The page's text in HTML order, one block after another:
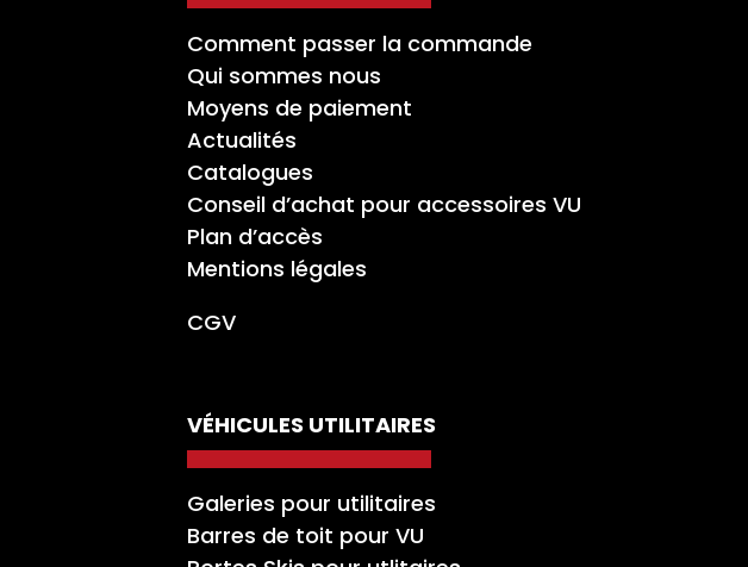
Comment passer la commande
Qui sommes nous
Moyens de paiement
Actualités
Catalogues
Conseil d’achat pour accessoires VU
Plan d’accès
Mentions légales
CGV
VÉHICULES UTILITAIRES
Galeries pour utilitaires
Barres de toit pour VU